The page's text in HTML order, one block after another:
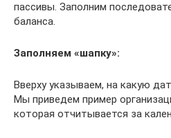
пассивы. Заполним
баланса.
Заполняем «шапку»:
Вверху указываем, на какую
Мы приведем пример
которая отчитывается за